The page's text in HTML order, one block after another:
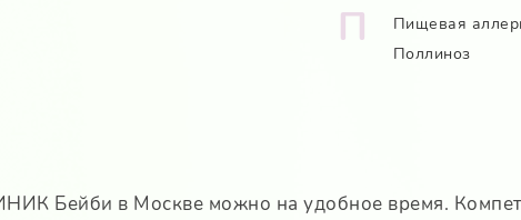
П
Пищевая
Поллиноз
Бейби в Москве можно на удобное время.